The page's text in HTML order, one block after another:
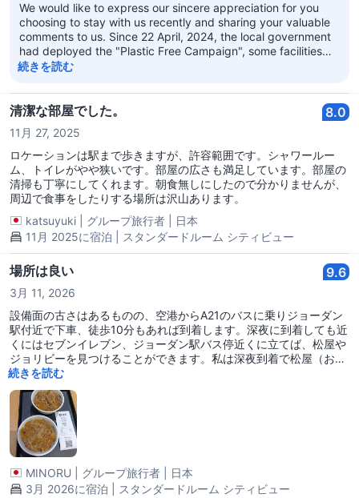
We would like to express our sincere appreciation for you
choosing to stay with us recently and sharing your valuable
comments to us. Since 22 April, 2024, the local government
had deployed the "Plastic Free Campaign", some facilities
like razor, bottle of water, comb and shower cap would not
on their own or they could purchase on 2/F vending machine.
Hotel lies at the most urbanized area of commercial and
restaurants and shopping malls cluster the hotel.
続きを読む
清潔な部屋でした。 8.0
11月 27, 2025
ロケーションは駅まで歩きますが、許容範囲です。シャワールー
ム、トイレがやや狭いです。部屋の広さも満足しています。部屋の
清掃も丁寧にしてくれます。朝食無しにしたので分かりませんが、
周辺で食事をしたりする場所は沢山あります。
katsuyuki
グループ旅行者
日本
11月 2025に宿泊 | スタンダードルーム シティビュー
場所は良い 9.6
3月 11, 2026
設備面の古さはあるものの、空港からA21のバスに乗りジョーダン
駅付近で下車、徒歩10分もあれば到着します。深夜に到着しても近
くにはセブンイレブン、ジョーダン駅バス停近くに立てば、松屋や
ジョリビーを見つけることができます。私は深夜到着で松屋（おそ
らく24時間営業）で35香港ドルの並牛丼を食べてホテルに向かい
ました。２階に喫煙スペースがあります。客室内にはスリッパ、セ
ーフティーボックスもありました。
続きを読む
MINORU グループ旅行者
日本
3月 2026に宿泊 | スタンダードルーム シティビュー